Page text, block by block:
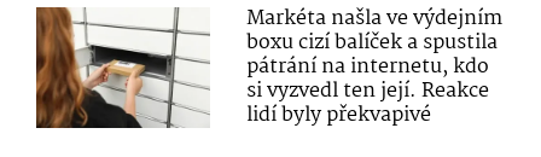
Markéta našla ve výdejním
boxu cizí balíček a spustila
pátrání na internetu, kdo
si vyzvedl ten její. Reakce
lidí byly překvapivé